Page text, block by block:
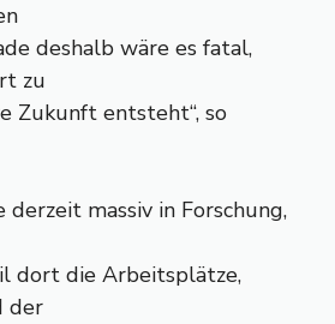
deshalb wäre es fatal,
zu
Zukunft entsteht“, so
derzeit massiv in Forschung,
dort die Arbeitsplätze,
der